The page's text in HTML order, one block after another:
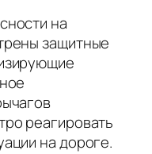
на
защитные
реагировать
на дороге.